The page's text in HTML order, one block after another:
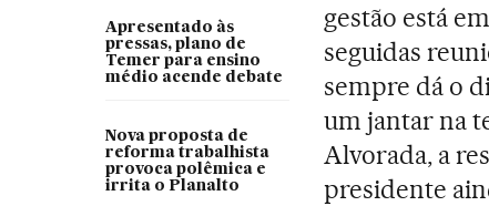
Apresentado às
pressas, plano de
Temer para ensino
médio acende debate
Nova proposta de
reforma trabalhista
provoca polêmica e
irrita o Planalto
gestão está
seguidas
sempre dá o
um jantar na
Alvorada, a
presidente